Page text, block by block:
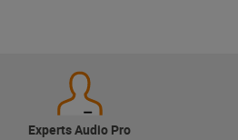
Experts Audio Pro